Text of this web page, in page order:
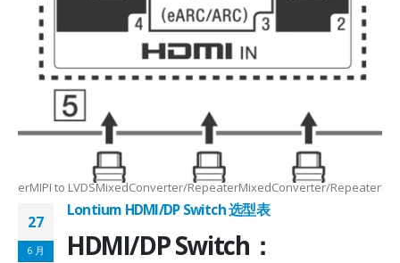
Max2.5Gbps MaxLanes/Port××1/2/3/4configurable1/2/3/
for CSI×TTL××××24bit RGBBT656/BT112024bit RGBBT656/
Max148.5MHz Max×200MHz Max154MHz Max297MHz
Max2.5Gbps Max×Lanes/Port1/2/3/4configurable1/2/3/
to LVDSMixedConverter/RepeaterMixedConverter/
27
6 月
Lontium HDMI/DP Switch 选型表
HDMI/DP Switch：